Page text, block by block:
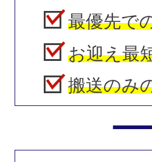
最優先で
お迎え最
搬送のみ